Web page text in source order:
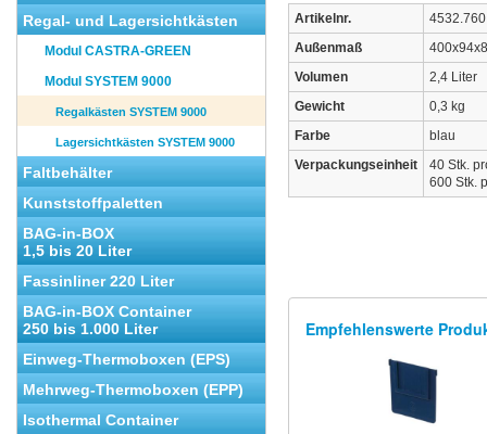
Regal- und Lagersichtkästen
Modul CASTRA-GREEN
Modul SYSTEM 9000
Regalkästen SYSTEM 9000
Lagersichtkästen SYSTEM 9000
Faltbehälter
Kunststoffpaletten
BAG-in-BOX
1,5 bis 20 Liter
Fassinliner 220 Liter
BAG-in-BOX Container
250 bis 1.000 Liter
Einweg-Thermoboxen (EPS)
Mehrweg-Thermoboxen (EPP)
Isothermal Container
Artikelnr.
Außenmaß
Volumen
2,4 Liter
Gewicht
0,3 kg
Farbe
blau
Verpackungseinheit
40 Stk.
600 Stk.
Empfehlenswerte